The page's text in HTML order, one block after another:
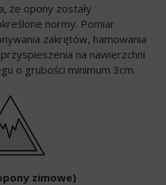
że opony zostały
normy. Pomiar
zakrętów, hamowania
na nawierzchni
o grubości minimum 3cm.
zimowe)